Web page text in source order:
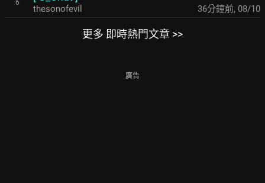
6
thesonofevil 36分鐘前, 08/10
更多 即時熱門文章 >>
廣告